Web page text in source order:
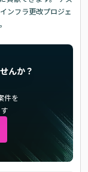
ンフラ更改プロジェ
んか？
件を